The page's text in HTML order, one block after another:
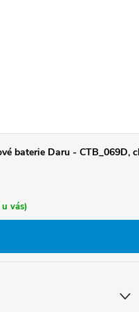
baterie Daru - CTB_069D,
vás)